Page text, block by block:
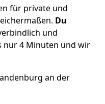
für private und
Du
und
nur 4 Minuten und wir
an der